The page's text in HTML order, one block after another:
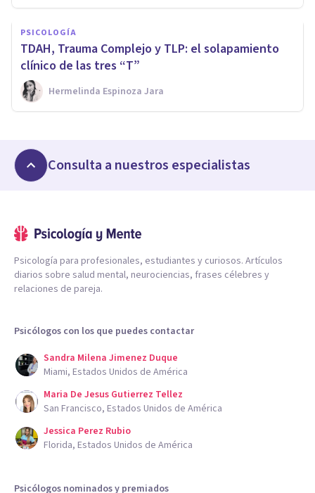
PSICOLOGÍA
TDAH, Trauma Complejo y TLP: el solapamiento
clínico de las tres “T”
Hermelinda Espinoza Jara
Consulta a nuestros especialistas
Psicología para profesionales, estudiantes y curiosos. Artículos
diarios sobre salud mental, neurociencias, frases célebres y
relaciones de pareja.
Psicólogos con los que puedes contactar
Sandra Milena Jimenez Duque
Miami, Estados Unidos de América
Maria De Jesus Gutierrez Tellez
San Francisco, Estados Unidos de América
Jessica Perez Rubio
Florida, Estados Unidos de América
Psicólogos nominados y premiados